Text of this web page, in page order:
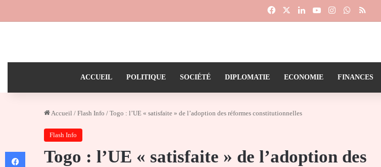
FacebookLinkedinYouTubeInstagramWhatsApp
RSS
ACCUEIL POLITIQUE SOCIÉTÉ DIPLOMATIE ECONOMIE FINANCES
Accueil / Flash Info / Togo : l’UE « satisfaite » de l’adoption des réformes constitutionnelles
Flash Info
Togo : l’UE « satisfaite » de l’adoption des
Facebook